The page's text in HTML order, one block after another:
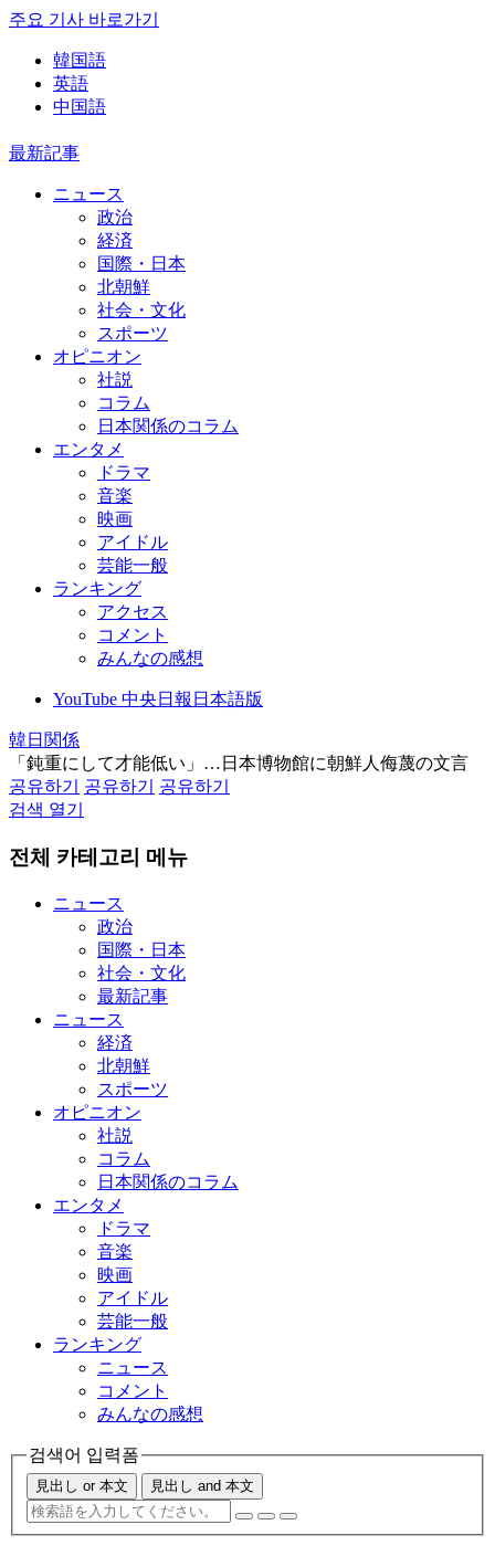
주요 기사 바로가기
韓国語
英語
中国語
最新記事
ニュース
政治
経済
国際・日本
北朝鮮
社会・文化
スポーツ
オピニオン
社説
コラム
日本関係のコラム
エンタメ
ドラマ
音楽
映画
アイドル
芸能一般
ランキング
アクセス
コメント
みんなの感想
YouTube 中央日報日本語版
韓日関係
「鈍重にして才能低い」…日本博物館に朝鮮人侮蔑の文言
공유하기
공유하기
공유하기
검색 열기
전체 카테고리 메뉴
ニュース
政治
国際・日本
社会・文化
最新記事
ニュース
経済
北朝鮮
スポーツ
オピニオン
社説
コラム
日本関係のコラム
エンタメ
ドラマ
音楽
映画
アイドル
芸能一般
ランキング
ニュース
コメント
みんなの感想
검색어 입력폼
見出し or 本文 見出し and 本文